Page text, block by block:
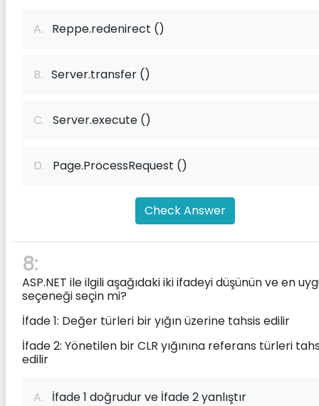
A. Reppe.redenirect ()
B. Server.transfer ()
C. Server.execute ()
D. Page.ProcessRequest ()
Check Answer
8:
ASP.NET ile ilgili aşağıdaki iki ifadeyi düşünün ve en
seçeneği seçin mi?
İfade 1: Değer türleri bir yığın üzerine tahsis edilir
İfade 2: Yönetilen bir CLR yığınına referans türleri
edilir
A. İfade 1 doğrudur ve İfade 2 yanlıştır